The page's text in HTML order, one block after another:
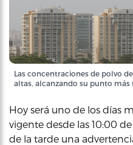
Las concentraciones de polvo
altas, alcanzando su punto
Hoy será uno de los días
vigente desde las 10:00
de la tarde una